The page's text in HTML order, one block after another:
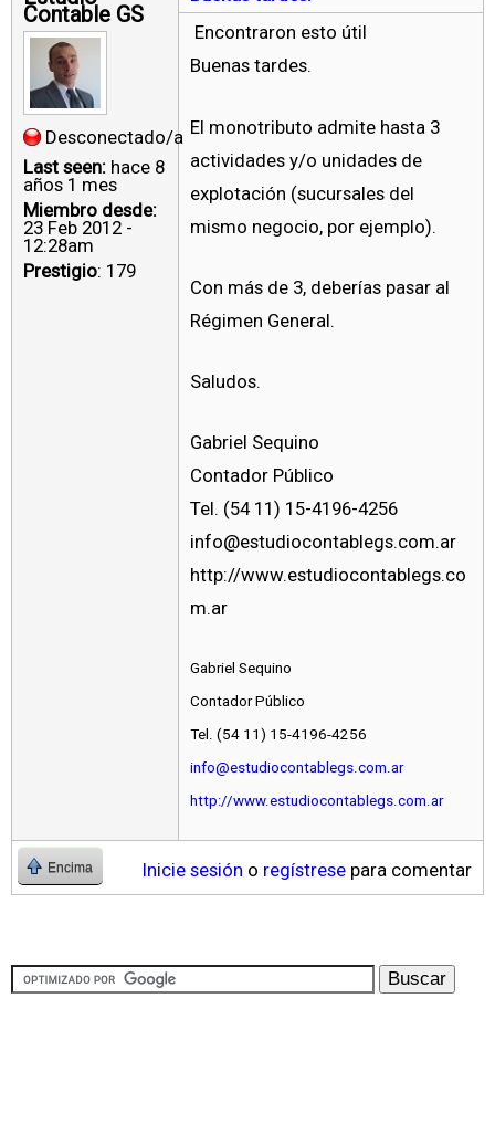
Contable GS
Desconectado/a
Last seen: hace 8
años 1 mes
Miembro desde:
23 Feb 2012 -
12:28am
Prestigio: 179
Encontraron esto útil
Buenas tardes.
El monotributo admite hasta 3
actividades y/o unidades de
explotación (sucursales del
mismo negocio, por ejemplo).
Con más de 3, deberías pasar al
Régimen General.
Saludos.
Gabriel Sequino
Contador Público
Tel. (54 11) 15-4196-4256
info@estudiocontablegs.com.ar
http://www.estudiocontablegs.co
m.ar
Gabriel Sequino
Contador Público
Tel. (54 11) 15-4196-4256
info@estudiocontablegs.com.ar
http://www.estudiocontablegs.com.ar
Encima Inicie sesión o regístrese para comentar